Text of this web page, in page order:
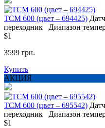
ТСМ 600 (цвет – 694425)
переходник
Диапазон
$1
3599 грн.
Купить
АКЦИЯ
ТСМ 600 (цвет – 695542)
переходник
Диапазон
$1